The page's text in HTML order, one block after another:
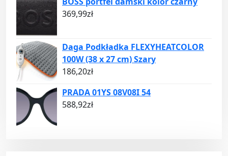
369,99zł
Daga Podkładka FLEXYHEATCOLOR
100W (38 x 27 cm) Szary
186,20zł
PRADA 01YS 08V08I 54
588,92zł